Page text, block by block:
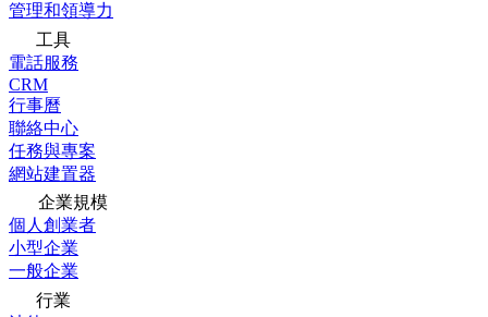
管理和領導力
工具
電話服務
CRM
行事曆
聯絡中心
任務與專案
網站建置器
企業規模
個人創業者
小型企業
一般企業
行業